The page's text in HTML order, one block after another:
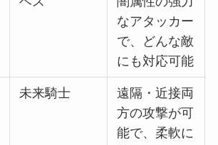
なアタッカー
で、どんな敵
にも対応可能
未来騎士
遠隔・近接両
方の攻撃が可
能で、柔軟に